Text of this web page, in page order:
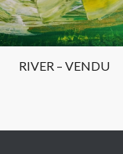
RIVER – VENDU